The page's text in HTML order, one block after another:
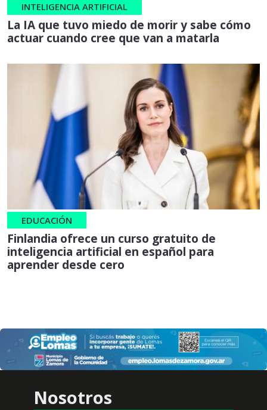
INTELIGENCIA ARTIFICIAL
La IA que tuvo miedo de morir y sabe cómo
actuar cuando cree que van a matarla
EDUCACIÓN
Finlandia ofrece un curso gratuito de
inteligencia artificial en español para
aprender desde cero
Nosotros